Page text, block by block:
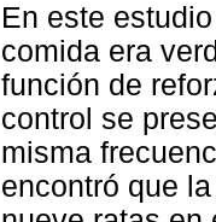
En este
comida era
función de
control se
misma
encontró que